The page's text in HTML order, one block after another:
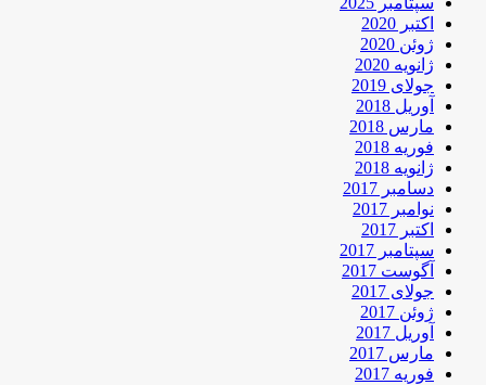
اکتبر 2020
ژوئن 2020
ژانویه 2020
جولای 2019
آوریل 2018
مارس 2018
فوریه 2018
ژانویه 2018
دسامبر 2017
نوامبر 2017
اکتبر 2017
سپتامبر 2017
آگوست 2017
جولای 2017
ژوئن 2017
آوریل 2017
مارس 2017
فوریه 2017